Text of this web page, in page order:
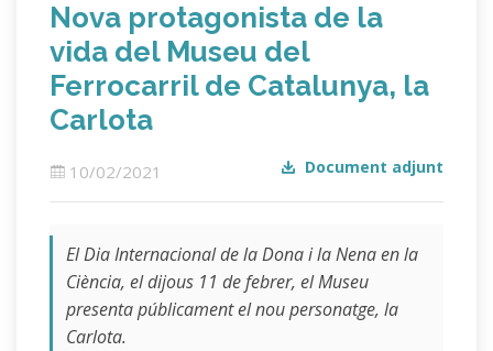
Nova protagonista de la
vida del Museu del
Ferrocarril de Catalunya, la
Carlota
Document adjunt
10/02/2021
El Dia Internacional de la Dona i la Nena en la
Ciència, el dijous 11 de febrer, el Museu
presenta públicament el nou personatge, la
Carlota.